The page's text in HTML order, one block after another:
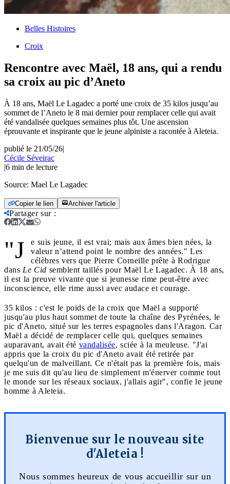
Belles Histoires
Croix
Rencontre avec Maël, 18 ans, qui a rendu
sa croix au pic d’Aneto
À 18 ans, Maël Le Lagadec a porté une croix de 35 kilos jusqu’au
sommet de l’Aneto le 8 mai dernier pour remplacer celle qui avait
été vandalisée quelques semaines plus tôt. Une ascension
éprouvante et inspirante que le jeune alpiniste a racontée à Aleteia.
publié le 21/05/26|
Cécile Séveirac
|6 min de lecture
Source: Mael Le Lagadec
Copier le lien Archiver l'article
Partager sur:
"J
e suis jeune, il est vrai; mais aux âmes bien nées, la
valeur n’attend point le nombre des années." Les
célèbres vers que Pierre Corneille prête à Rodrigue
dans Le Cid semblent taillés pour Maël Le Lagadec. À 18 ans,
il est la preuve vivante que si jeunesse rime peut-être avec
inconscience, elle rime aussi avec audace et courage.
35 kilos : c'est le poids de la croix que Maël a supporté
jusqu'au plus haut sommet de toute la chaîne des Pyrénées, le
pic d'Aneto, situé sur les terres espagnoles dans l'Aragon. Car
Maël a décidé de remplacer celle qui, quelques semaines
auparavant, avait été vandalisée, sciée à la meuleuse. "J'ai
appris que la croix du pic d'Aneto avait été retirée par
quelqu'un de malveillant. Ce n'était pas la première fois, mais
je me suis dit qu'au lieu de simplement m'énerver comme tout
le monde sur les réseaux sociaux, j'allais agir", confie le jeune
homme à Aleteia.
Bienvenue sur le nouveau site
d'Aleteia !
Nous sommes heureux de vous accueillir sur un